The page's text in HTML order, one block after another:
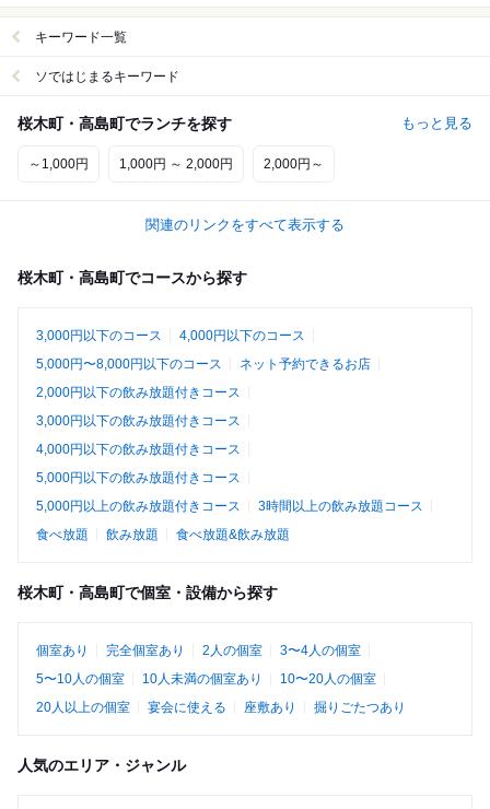
キーワード一覧
ソではじまるキーワード
桜木町・高島町でランチを探す もっと見る
～1,000円 1,000円 ～ 2,000円 2,000円～
関連のリンクをすべて表示する
桜木町・高島町でコースから探す
3,000円以下のコース
4,000円以下のコース
5,000円〜8,000円以下のコース
ネット予約できるお店
2,000円以下の飲み放題付きコース
3,000円以下の飲み放題付きコース
4,000円以下の飲み放題付きコース
5,000円以下の飲み放題付きコース
5,000円以上の飲み放題付きコース
3時間以上の飲み放題コース
食べ放題
飲み放題 食べ放題&飲み放題
桜木町・高島町で個室・設備から探す
個室あり 完全個室あり 2人の個室
3〜4人の個室
5〜10人の個室
10人未満の個室あり
10〜20人の個室
20人以上の個室
宴会に使える 座敷あり 掘りごたつあり
人気のエリア・ジャンル